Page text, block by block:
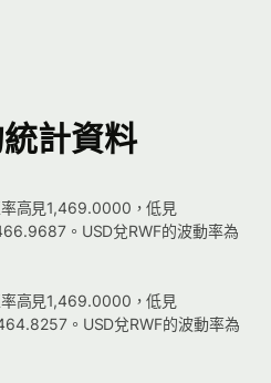
計資料
高見1,469.0000，低見
。USD兌RWF的波動率為
高見1,469.0000，低見
。USD兌RWF的波動率為